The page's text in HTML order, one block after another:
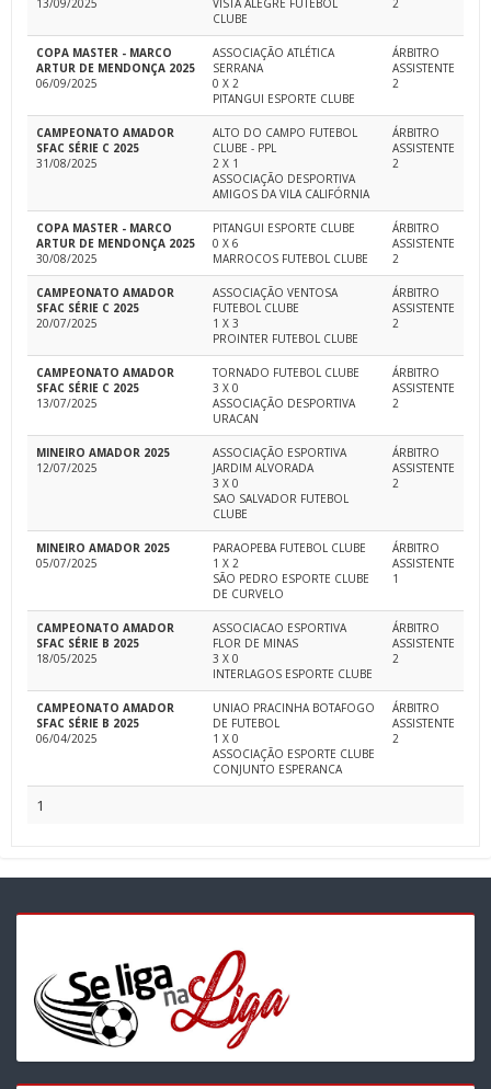
13/09/2025
VISTA ALEGRE FUTEBOL
CLUBE
2
COPA MASTER - MARCO
ARTUR DE MENDONÇA 2025
06/09/2025
ASSOCIAÇÃO ATLÉTICA
SERRANA
0 X 2
PITANGUI ESPORTE CLUBE
ÁRBITRO
ASSISTENTE
2
CAMPEONATO AMADOR
SFAC SÉRIE C 2025
31/08/2025
ALTO DO CAMPO FUTEBOL
CLUBE - PPL
2 X 1
ASSOCIAÇÃO DESPORTIVA
AMIGOS DA VILA CALIFÓRNIA
ÁRBITRO
ASSISTENTE
2
COPA MASTER - MARCO
ARTUR DE MENDONÇA 2025
30/08/2025
PITANGUI ESPORTE CLUBE
0 X 6
MARROCOS FUTEBOL CLUBE
ÁRBITRO
ASSISTENTE
2
CAMPEONATO AMADOR
SFAC SÉRIE C 2025
20/07/2025
ASSOCIAÇÃO VENTOSA
FUTEBOL CLUBE
1 X 3
PROINTER FUTEBOL CLUBE
ÁRBITRO
ASSISTENTE
2
CAMPEONATO AMADOR
SFAC SÉRIE C 2025
13/07/2025
TORNADO FUTEBOL CLUBE
3 X 0
ASSOCIAÇÃO DESPORTIVA
URACAN
ÁRBITRO
ASSISTENTE
2
MINEIRO AMADOR 2025
12/07/2025
ASSOCIAÇÃO ESPORTIVA
JARDIM ALVORADA
3 X 0
SAO SALVADOR FUTEBOL
CLUBE
ÁRBITRO
ASSISTENTE
2
MINEIRO AMADOR 2025
05/07/2025
PARAOPEBA FUTEBOL CLUBE
1 X 2
SÃO PEDRO ESPORTE CLUBE
DE CURVELO
ÁRBITRO
ASSISTENTE
1
CAMPEONATO AMADOR
SFAC SÉRIE B 2025
18/05/2025
ASSOCIACAO ESPORTIVA
FLOR DE MINAS
3 X 0
INTERLAGOS ESPORTE CLUBE
ÁRBITRO
ASSISTENTE
2
CAMPEONATO AMADOR
SFAC SÉRIE B 2025
06/04/2025
UNIAO PRACINHA BOTAFOGO
DE FUTEBOL
1 X 0
ASSOCIAÇÃO ESPORTE CLUBE
CONJUNTO ESPERANCA
ÁRBITRO
ASSISTENTE
2
1